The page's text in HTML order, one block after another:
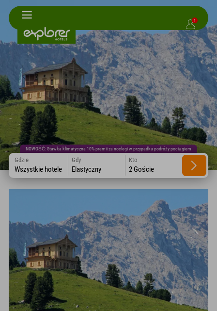
1
NOWOŚĆ: Stawka klimatyczna 10% premii za noclegi w przypadku podróży pociągiem
Gdzie
Wszystkie hotele
Gdy
Elastyczny
Kto
2 Goście